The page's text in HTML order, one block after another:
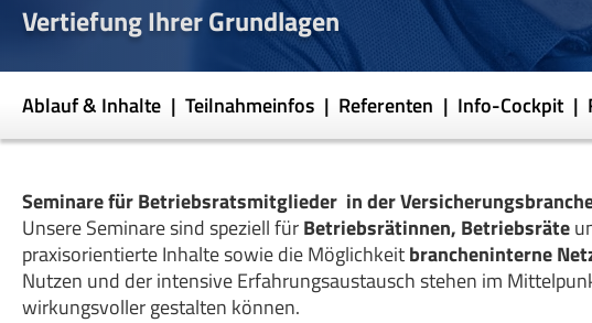
Vertiefung Ihrer Grundlagen
Ablauf & Inhalte Teilnahmeinfos Referenten Info-Cockpit
Seminare für Betriebsratsmitglieder in der
Unsere Seminare sind speziell fürBetriebsrätinnen, Betriebsräte
praxisorientierte Inhalte sowie die Möglichkeitbrancheninterne
Nutzen und der intensive Erfahrungsaustausch stehen im
wirkungsvoller gestalten können.